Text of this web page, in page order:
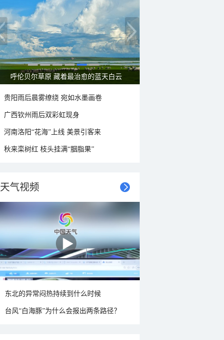
一组图感受水中消暑快乐瞬间
贵阳雨后晨雾缭绕 宛如水墨画卷
广西钦州雨后双彩虹现身
河南洛阳“花海”上线 美景引客来
秋来栾树红 枝头挂满“胭脂果”
天气视频
东北的异常闷热持续到什么时候
台风“白海豚”为什么会报出两条路径？